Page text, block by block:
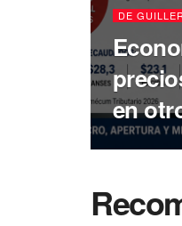
DE
en